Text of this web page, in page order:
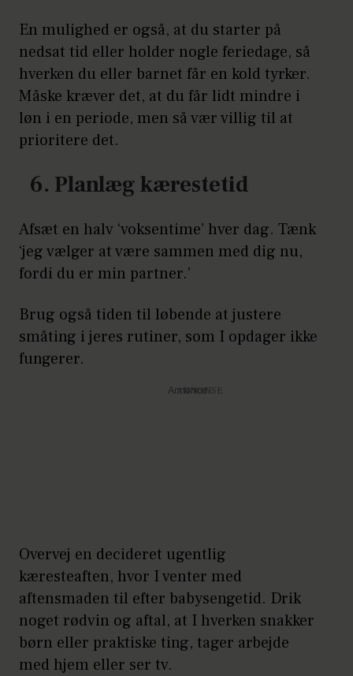
En mulighed er også, at du starter på
nedsat tid eller holder nogle feriedage, så
hverken du eller barnet får en kold tyrker.
Måske kræver det, at du får lidt mindre i
løn i en periode, men så vær villig til at
prioritere det.
6. Planlæg kærestetid
Afsæt en halv ‘voksentime’ hver dag. Tænk
‘jeg vælger at være sammen med dig nu,
fordi du er min partner.’
Brug også tiden til løbende at justere
småting i jeres rutiner, som I opdager ikke
fungerer.
Annonce
Overvej en decideret ugentlig
kæresteaften, hvor I venter med
aftensmaden til efter babysengetid. Drik
noget rødvin og aftal, at I hverken snakker
børn eller praktiske ting, tager arbejde
med hjem eller ser tv.